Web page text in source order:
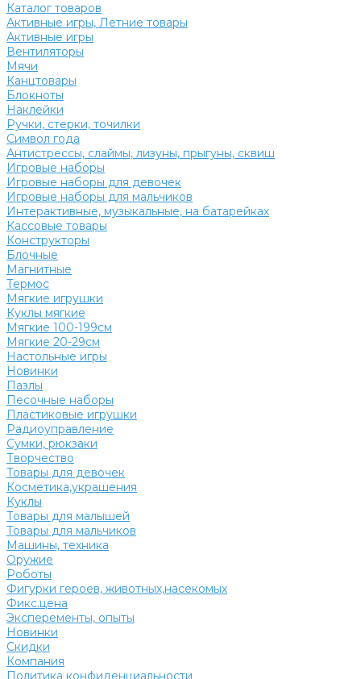
Каталог товаров
Активные игры, Летние товары
Активные игры
Вентиляторы
Мячи
Канцтовары
Блокноты
Наклейки
Ручки, стерки, точилки
Символ года
Антистрессы, слаймы, лизуны, прыгуны, сквиш
Игровые наборы
Игровые наборы для девочек
Игровые наборы для мальчиков
Интерактивные, музыкальные, на батарейках
Кассовые товары
Конструкторы
Блочные
Магнитные
Термос
Мягкие игрушки
Куклы мягкие
Мягкие 100-199см
Мягкие 20-29см
Настольные игры
Новинки
Пазлы
Песочные наборы
Пластиковые игрушки
Радиоуправление
Сумки, рюкзаки
Творчество
Товары для девочек
Косметика,украшения
Куклы
Товары для малышей
Товары для мальчиков
Машины, техника
Оружие
Роботы
Фигурки героев, животных,насекомых
Фикс.цена
Эксперементы, опыты
Новинки
Скидки
Компания
Политика конфиденциальности